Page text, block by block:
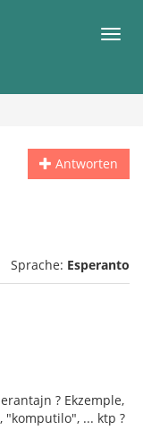
Antworten
Sprache: Esperanto
? Ekzemple,
"komputilo", ... ktp ?